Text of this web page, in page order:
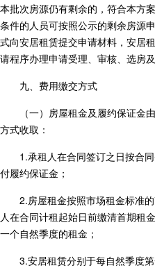
本批次房源仍有剩余的，符合本方
条件的人员可按照公示的剩余房源
式向安居租赁提交申请材料，安居
请程序办理申请受理、审核、选房及
九、费用缴交方式
（一）房屋租金及履约保证金
方式收取：
1.承租人在合同签订之日按合
付履约保证金；
2.房屋租金按照市场租金标准
人在合同计租起始日前缴清首期租
一个自然季度的租金；
3.安居租赁分别于每自然季度